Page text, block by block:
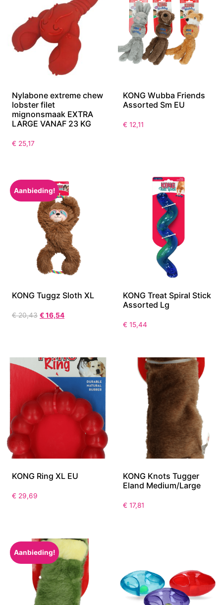
Nylabone extreme chew
lobster filet
mignonsmaak EXTRA
LARGE VANAF 23 KG
€ 25,17
KONG Wubba Friends
Assorted Sm EU
€ 12,11
Aanbieding!
KONG Tuggz Sloth XL
€20,43 €16,54
KONG Treat Spiral Stick
Assorted Lg
€ 15,44
KONG Ring XL EU
€ 29,69
KONG Knots Tugger
Eland Medium/Large
€ 17,81
Aanbieding!